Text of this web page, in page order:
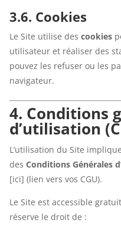
3.6. Cookies
Le Site utilise des cookies
utilisateur et réaliser des
pouvez les refuser ou les
navigateur.
4. Conditions
d’utilisation
L’utilisation du Site
des Conditions Générales
[ici] (lien vers vos CGU).
Le Site est accessible
réserve le droit de :